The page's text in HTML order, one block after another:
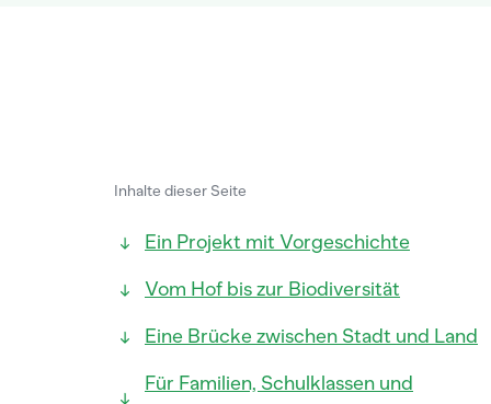
Inhalte dieser Seite
Ein Projekt mit Vorgeschichte
Vom Hof bis zur Biodiversität
Eine Brücke zwischen Stadt und Land
Für Familien, Schulklassen und